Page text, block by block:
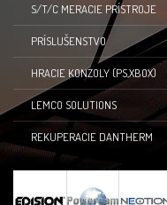
S/T/C MERACIE PRÍSTROJE
PRÍSLUŠENSTVO
HRACIE KONZOLY (PS,XBOX)
LEMCO SOLUTIONS
REKUPERACIE DANTHERM